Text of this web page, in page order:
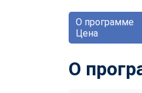
О программе
Цена
О